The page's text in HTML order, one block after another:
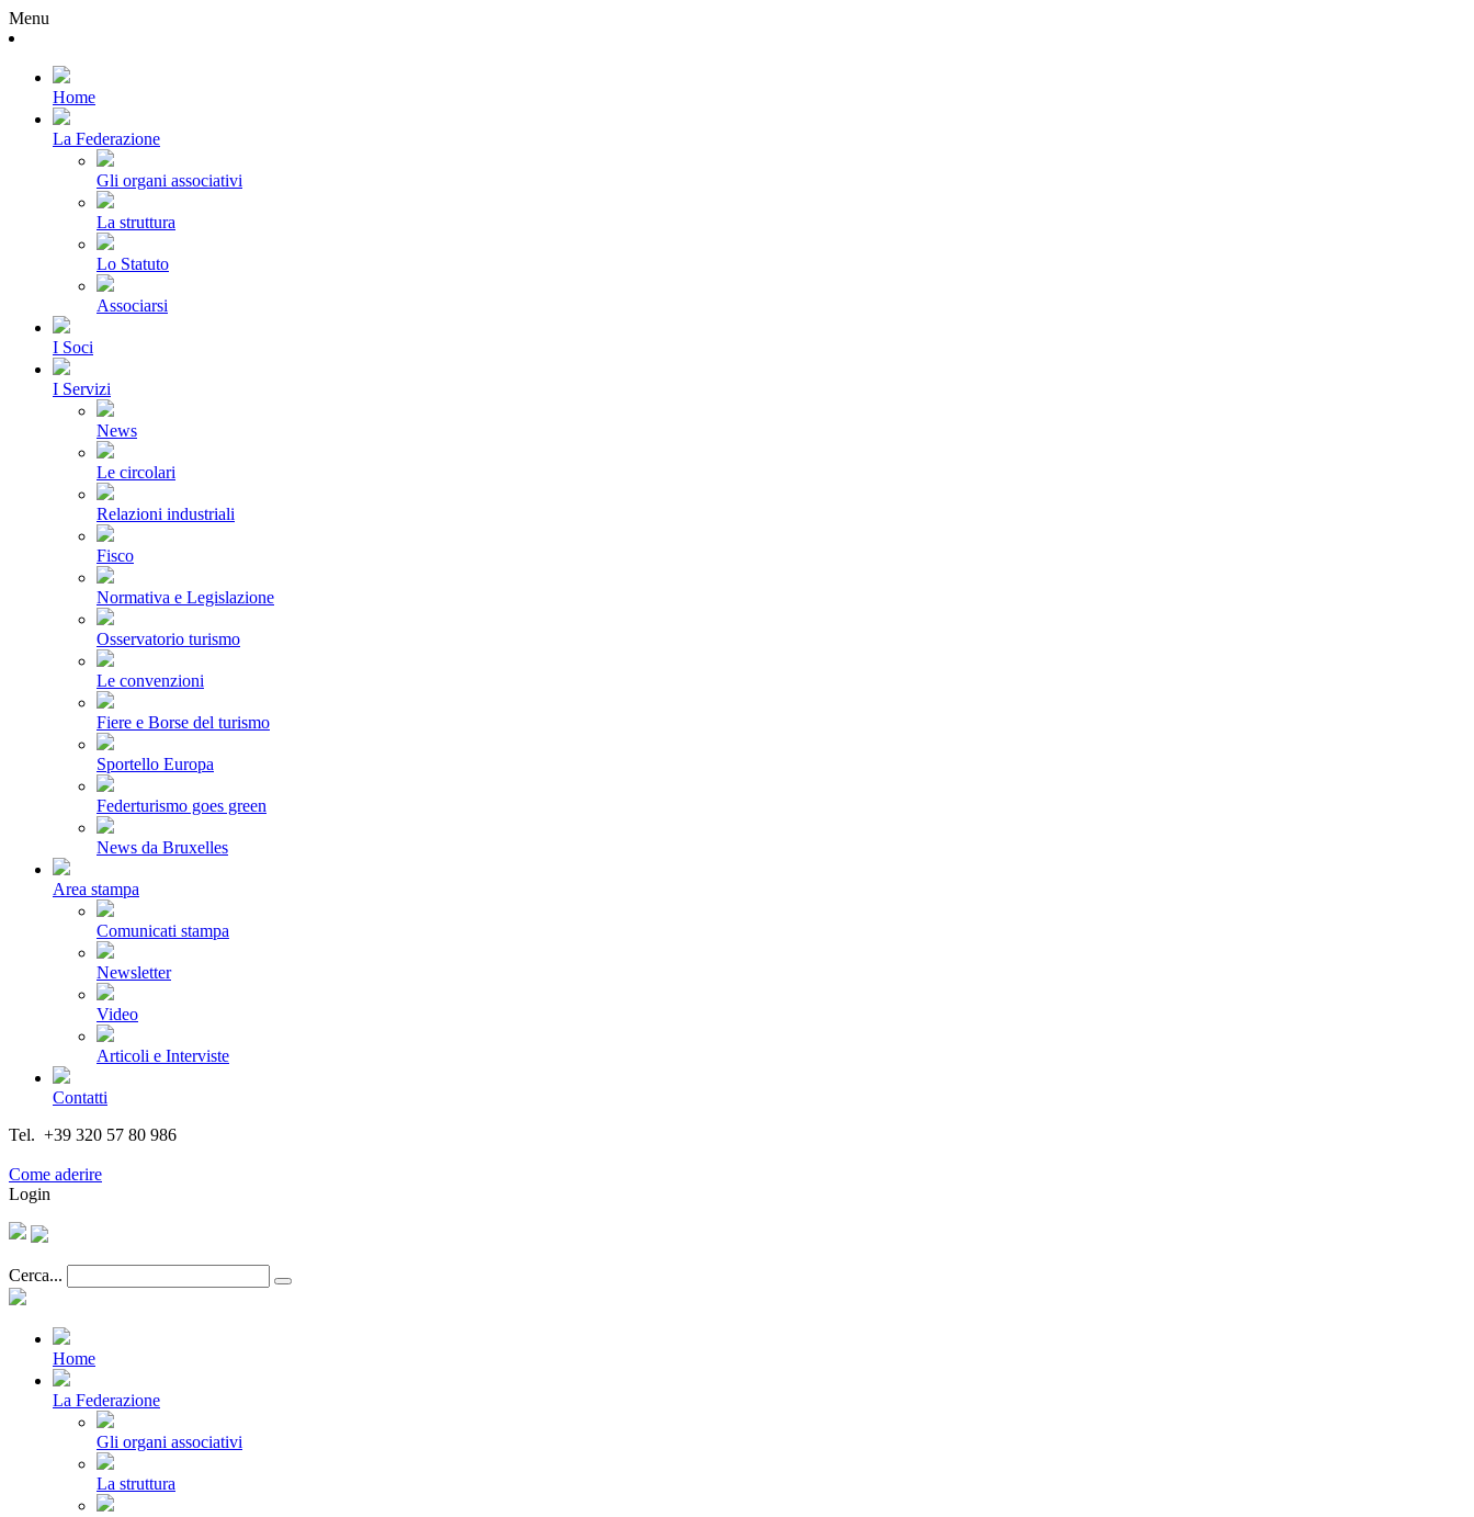
Menu
Home
La Federazione
Gli organi associativi
La struttura
Lo Statuto
Associarsi
I Soci
I Servizi
News
Le circolari
Relazioni industriali
Fisco
Normativa e Legislazione
Osservatorio turismo
Le convenzioni
Fiere e Borse del turismo
Sportello Europa
Federturismo goes green
News da Bruxelles
Area stampa
Comunicati stampa
Newsletter
Video
Articoli e Interviste
Contatti
Tel. +39 320 57 80 986
Come aderire
Login
Cerca...
Home
La Federazione
Gli organi associativi
La struttura